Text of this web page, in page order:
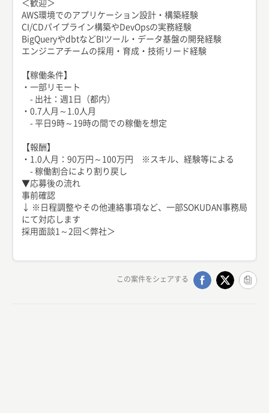
＜歓迎＞
AWS環境でのアプリケーション設計・構築経験
CI/CDパイプライン構築やDevOpsの実務経験
BigQueryやdbtなどBIツール・データ基盤の開発経験
エンジニアチームの採用・育成・技術リード経験
【稼働条件】
・一部リモート
- 出社：週1日（都内）
・0.7人月～1.0人月
- 平日9時～19時の間での稼働を想定
【報酬】
・1.0人月：90万円～100万円 ※スキル、経験等による
- 稼働割合により割り戻し
▼応募後の流れ
事前確認
↓ ※日程調整やその他連絡事項など、一部SOKUDAN事務局
にて対応します
採用面談1～2回＜弊社＞
この案件をシェアする